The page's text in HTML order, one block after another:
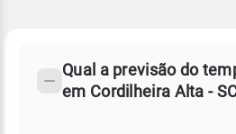
Perguntas
Qual a previsão do
em Cordilheira Alta -